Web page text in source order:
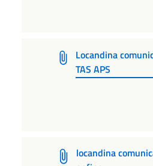
Locandina
TAS APS
locandina